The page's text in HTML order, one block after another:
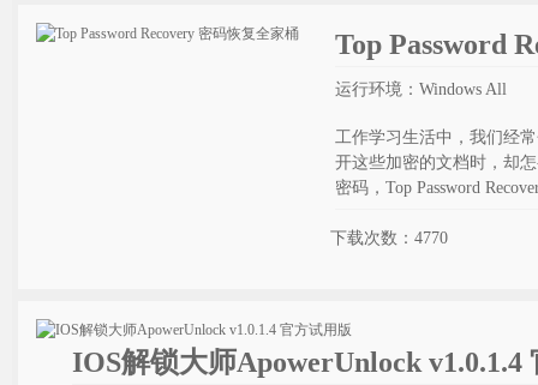
Top Password
运行环境：Windows All
工作学习生活中，我们经
开这些加密的文档时，却
密码，Top Password
下载次数：4770
IOS解锁大师ApowerUnlock v1.0.1.4